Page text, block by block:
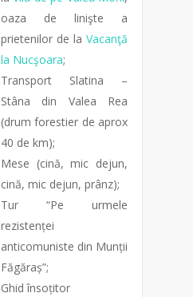
oaza de linişte a
prietenilor de la Vacanţă
la Nucşoara;
Transport Slatina –
Stâna din Valea Rea
(drum forestier de aprox
40 de km);
Mese (cină, mic dejun,
cină, mic dejun, prânz);
Tur “Pe urmele
rezistenței
anticomuniste din Munții
Făgăraș”;
Ghid însoțitor